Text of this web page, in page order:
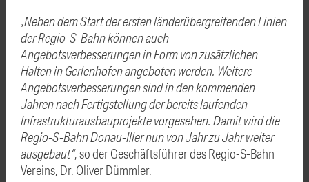
„Neben dem Start der ersten länderübergreifenden Linien
der Regio-S-Bahn können auch
Angebotsverbesserungen in Form von zusätzlichen
Halten in Gerlenhofen angeboten werden. Weitere
Angebotsverbesserungen sind in den kommenden
Jahren nach Fertigstellung der bereits laufenden
Infrastrukturausbauprojekte vorgesehen. Damit wird die
Regio-S-Bahn Donau-Iller nun von Jahr zu Jahr weiter
ausgebaut“, so der Geschäftsführer des Regio-S-Bahn
Vereins, Dr. Oliver Dümmler.